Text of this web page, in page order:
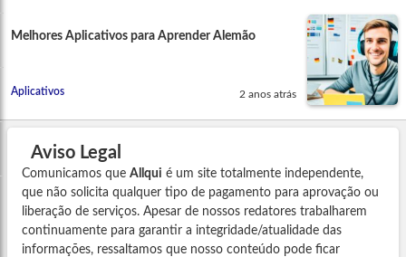
Melhores Aplicativos para Aprender Alemão
Aplicativos 2 anos atrás
Aviso Legal
Comunicamos que Allqui é um site totalmente independente,
que não solicita qualquer tipo de pagamento para aprovação ou
liberação de serviços. Apesar de nossos redatores trabalharem
continuamente para garantir a integridade/atualidade das
informações, ressaltamos que nosso conteúdo pode ficar